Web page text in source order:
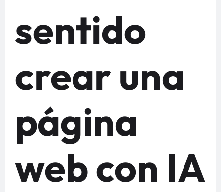
sentido
crear una
página
web con IA